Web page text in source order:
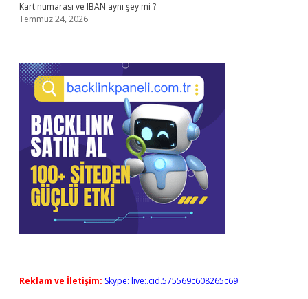
Kart numarası ve IBAN aynı şey mi ?
Temmuz 24, 2026
Reklam ve İletişim: Skype: live:.cid.575569c608265c69